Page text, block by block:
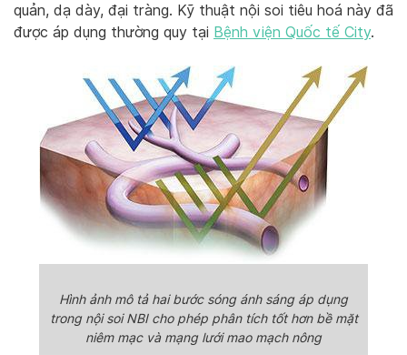
quản, dạ dày, đại tràng. Kỹ thuật nội soi tiêu hoá này đã
được áp dụng thường quy tại Bệnh viện Quốc tế City.
Hình ảnh mô tả hai bước sóng ánh sáng áp dụng
trong nội soi NBI cho phép phân tích tốt hơn bề mặt
niêm mạc và mạng lưới mao mạch nông